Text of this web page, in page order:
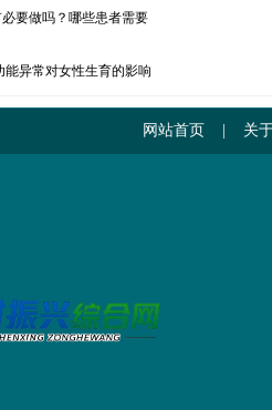
要做吗？哪些患者需要
异常对女性生育的影响
网站首页 关